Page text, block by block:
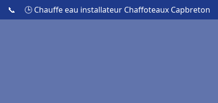
📞 🕒 Chauffe eau installateur Chaffoteaux Capbreton